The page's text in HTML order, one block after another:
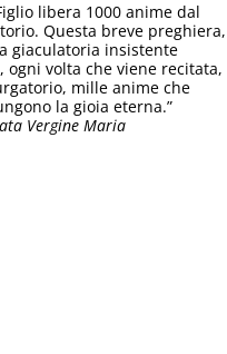
libera 1000 anime dal
Questa breve preghiera,
giaculatoria insistente
ogni volta che viene recitata,
mille anime che
la gioia eterna.”
Vergine Maria